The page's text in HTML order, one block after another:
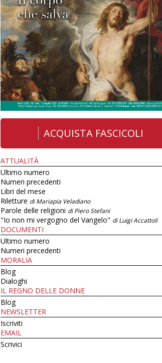
ACQUISTA FASCICOLI
ATTUALITÀ
Ultimo numero
Numeri precedenti
Libri del mese
Riletture di Mariapia Veladiano
Parole delle religioni di Piero Stefani
"Io non mi vergogno del Vangelo" di Luigi Accattoli
DOCUMENTI
Ultimo numero
Numeri precedenti
MORALIA
Blog
Dialoghi
IL REGNO DELLE DONNE
Blog
NEWSLETTER
Iscriviti
EMAIL
Scrivici